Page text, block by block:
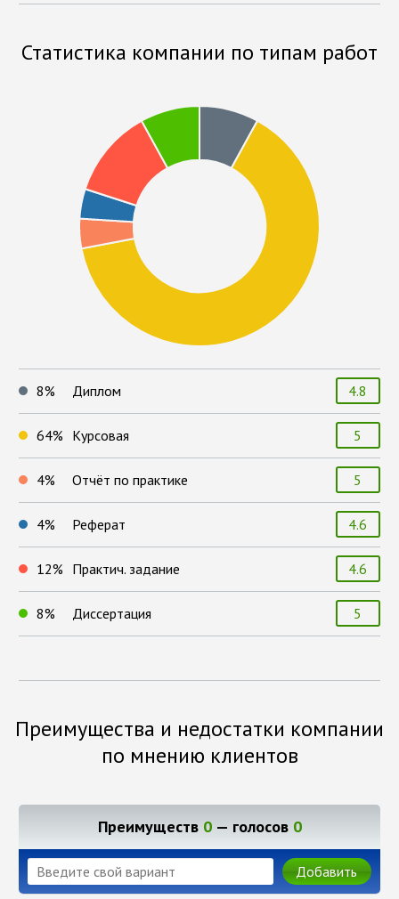
Статистика компании по типам работ
8% Диплом 4.8
64% Курсовая 5
4% Отчёт по практике 5
4% Реферат 4.6
12% Практич. задание 4.6
8% Диссертация 5
Преимущества и недостатки компании
по мнению клиентов
Преимуществ 0— голосов 0
Добавить